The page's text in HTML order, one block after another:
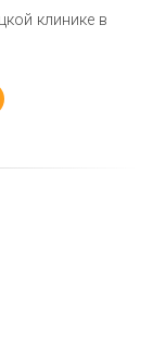
клинике в